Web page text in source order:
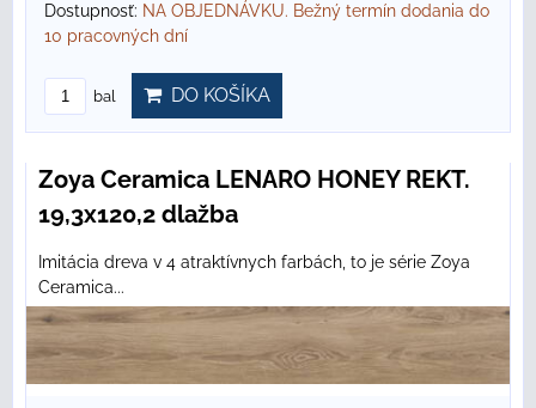
Dostupnosť: NA OBJEDNÁVKU. Bežný termín dodania do
10 pracovných dní
bal DO KOŠÍKA
Zoya Ceramica LENARO HONEY REKT.
19,3x120,2 dlažba
Imitácia dreva v 4 atraktívnych farbách, to je série Zoya
Ceramica...